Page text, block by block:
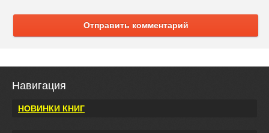
Отправить комментарий
Навигация
НОВИНКИ КНИГ